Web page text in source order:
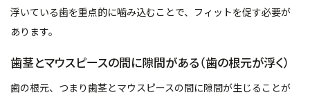
浮いている歯を重点的に噛み込むことで、フィットを促す必要が
あります。
歯茎とマウスピースの間に隙間がある（歯の根元が浮く）
歯の根元、つまり歯茎とマウスピースの間に隙間が生じることが